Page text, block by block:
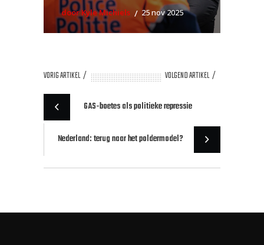
door Kyle Michiels 25 nov 2025
VORIG ARTIKEL VOLGEND ARTIKEL
GAS-boetes als politieke repressie
Nederland: terug naar het poldermodel?